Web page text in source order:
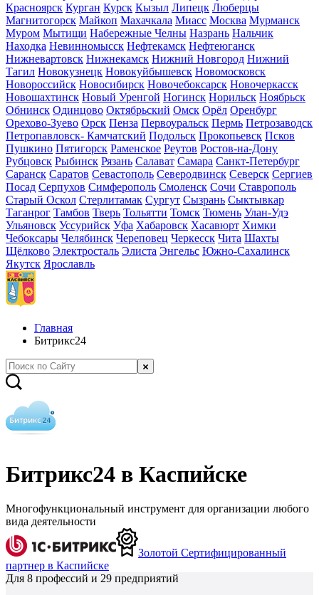
Красноярск Курган Курск Кызыл Липецк Люберцы
Магнитогорск Майкоп Махачкала Миасс Москва Мурманск
Муром Мытищи Набережные Челны Назрань Нальчик
Находка Невинномысск Нефтекамск Нефтеюганск
Нижневартовск Нижнекамск Нижний Новгород Нижний
Тагил Новокузнецк Новокуйбышевск Новомосковск
Новороссийск Новосибирск Новочебоксарск Новочеркасск
Новошахтинск Новый Уренгой Ногинск Норильск Ноябрьск
Обнинск Одинцово Октябрьский Омск Орёл Оренбург
Орехово-Зуево Орск Пенза Первоуральск Пермь Петрозаводск
Петропавловск- Камчатский Подольск Прокопьевск Псков
Пушкино Пятигорск Раменское Реутов Ростов-на-Дону
Рубцовск Рыбинск Рязань Салават Самара Санкт-Петербург
Саранск Саратов Севастополь Северодвинск Северск Сергиев
Посад Серпухов Симферополь Смоленск Сочи Ставрополь
Старый Оскол Стерлитамак Сургут Сызрань Сыктывкар
Таганрог Тамбов Тверь Тольятти Томск Тюмень Улан-Удэ
Ульяновск Уссурийск Уфа Хабаровск Хасавюрт Химки
Чебоксары Челябинск Череповец Черкесск Чита Шахты
Щёлково Электросталь Элиста Энгельс Южно-Сахалинск
Якутск Ярославль
Главная
Битрикс24
Битрикс24 в Каспийске
Многофункциональный инструмент для организации любого
вида деятельности
Золотой Сертифицированный
партнер в Каспийске
Для 8 профессий и 29 предприятий